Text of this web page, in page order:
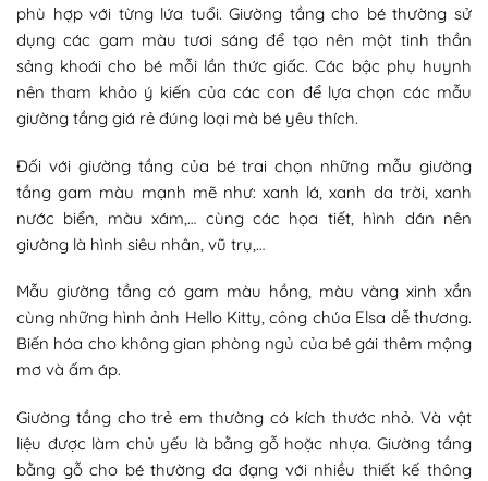
phù hợp với từng lứa tuổi. Giường tầng cho bé thường sử
dụng các gam màu tươi sáng để tạo nên một tinh thần
sảng khoái cho bé mỗi lần thức giấc. Các bậc phụ huynh
nên tham khảo ý kiến của các con để lựa chọn các mẫu
giường tầng giá rẻ đúng loại mà bé yêu thích.
Đối với giường tầng của bé trai chọn những mẫu giường
tầng gam màu mạnh mẽ như: xanh lá, xanh da trời, xanh
nước biển, màu xám,… cùng các họa tiết, hình dán nên
giường là hình siêu nhân, vũ trụ,…
Mẫu giường tầng có gam màu hồng, màu vàng xinh xắn
cùng những hình ảnh Hello Kitty, công chúa Elsa dễ thương.
Biến hóa cho không gian phòng ngủ của bé gái thêm mộng
mơ và ấm áp.
Giường tầng cho trẻ em thường có kích thước nhỏ. Và vật
liệu được làm chủ yếu là bằng gỗ hoặc nhựa. Giường tầng
bằng gỗ cho bé thường đa đạng với nhiều thiết kế thông